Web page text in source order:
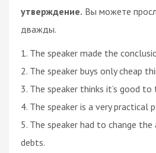
утверждение. Вы можете
дважды.
1. The speaker made the
2. The speaker buys only cheap
3. The speaker thinks it’s good
4. The speaker is a very practical
5. The speaker had to change
debts.